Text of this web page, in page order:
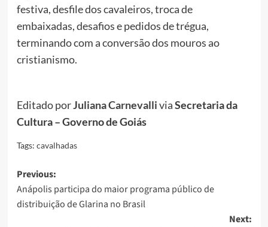
festiva, desfile dos cavaleiros, troca de
embaixadas, desafios e pedidos de trégua,
terminando com a conversão dos mouros ao
cristianismo.
Editado porJuliana CarnevalliviaSecretaria da
Cultura – Governo de Goiás
Tags: cavalhadas
Post
navigation
Previous:
Anápolis participa do maior programa público de
distribuição de Glarina no Brasil
Next: